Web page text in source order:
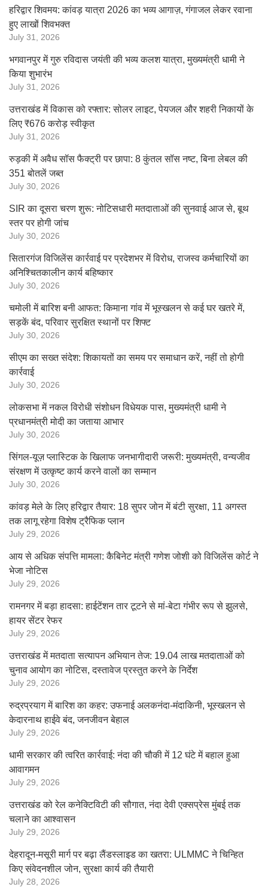
हरिद्वार शिवमय: कांवड़ यात्रा 2026 का भव्य आगाज़, गंगाजल लेकर रवाना
हुए लाखों शिवभक्त
July 31, 2026
भगवानपुर में गुरु रविदास जयंती की भव्य कलश यात्रा, मुख्यमंत्री धामी ने
किया शुभारंभ
July 31, 2026
उत्तराखंड में विकास को रफ्तार: सोलर लाइट, पेयजल और शहरी निकायों के
लिए ₹676 करोड़ स्वीकृत
July 31, 2026
रुड़की में अवैध सॉस फैक्ट्री पर छापा: 8 कुंतल सॉस नष्ट, बिना लेबल की
351 बोतलें जब्त
July 30, 2026
SIR का दूसरा चरण शुरू: नोटिसधारी मतदाताओं की सुनवाई आज से, बूथ
स्तर पर होगी जांच
July 30, 2026
सितारगंज विजिलेंस कार्रवाई पर प्रदेशभर में विरोध, राजस्व कर्मचारियों का
अनिश्चितकालीन कार्य बहिष्कार
July 30, 2026
चमोली में बारिश बनी आफत: किमाना गांव में भूस्खलन से कई घर खतरे में,
सड़कें बंद, परिवार सुरक्षित स्थानों पर शिफ्ट
July 30, 2026
सीएम का सख्त संदेश: शिकायतों का समय पर समाधान करें, नहीं तो होगी
कार्रवाई
July 30, 2026
लोकसभा में नकल विरोधी संशोधन विधेयक पास, मुख्यमंत्री धामी ने
प्रधानमंत्री मोदी का जताया आभार
July 30, 2026
सिंगल-यूज़ प्लास्टिक के खिलाफ जनभागीदारी जरूरी: मुख्यमंत्री, वन्यजीव
संरक्षण में उत्कृष्ट कार्य करने वालों का सम्मान
July 30, 2026
कांवड़ मेले के लिए हरिद्वार तैयार: 18 सुपर जोन में बंटी सुरक्षा, 11 अगस्त
तक लागू रहेगा विशेष ट्रैफिक प्लान
July 29, 2026
आय से अधिक संपत्ति मामला: कैबिनेट मंत्री गणेश जोशी को विजिलेंस कोर्ट ने
भेजा नोटिस
July 29, 2026
रामनगर में बड़ा हादसा: हाईटेंशन तार टूटने से मां-बेटा गंभीर रूप से झुलसे,
हायर सेंटर रेफर
July 29, 2026
उत्तराखंड में मतदाता सत्यापन अभियान तेज: 19.04 लाख मतदाताओं को
चुनाव आयोग का नोटिस, दस्तावेज प्रस्तुत करने के निर्देश
July 29, 2026
रुद्रप्रयाग में बारिश का कहर: उफनाई अलकनंदा-मंदाकिनी, भूस्खलन से
केदारनाथ हाईवे बंद, जनजीवन बेहाल
July 29, 2026
धामी सरकार की त्वरित कार्रवाई: नंदा की चौकी में 12 घंटे में बहाल हुआ
आवागमन
July 29, 2026
उत्तराखंड को रेल कनेक्टिविटी की सौगात, नंदा देवी एक्सप्रेस मुंबई तक
चलाने का आश्वासन
July 29, 2026
देहरादून-मसूरी मार्ग पर बढ़ा लैंडस्लाइड का खतरा: ULMMC ने चिन्हित
किए संवेदनशील जोन, सुरक्षा कार्य की तैयारी
July 28, 2026